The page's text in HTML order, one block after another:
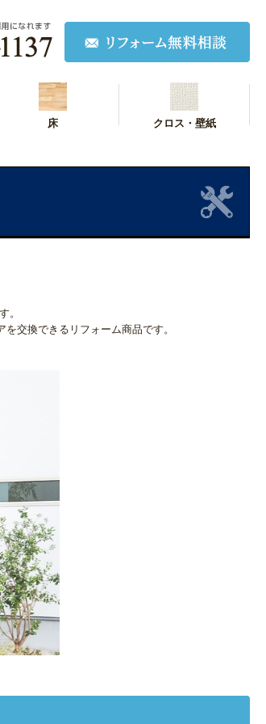
床 クロス・壁紙
。
交換できるリフォーム商品です。